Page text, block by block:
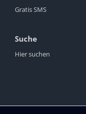
Gratis SMS
Suche
Hier suchen